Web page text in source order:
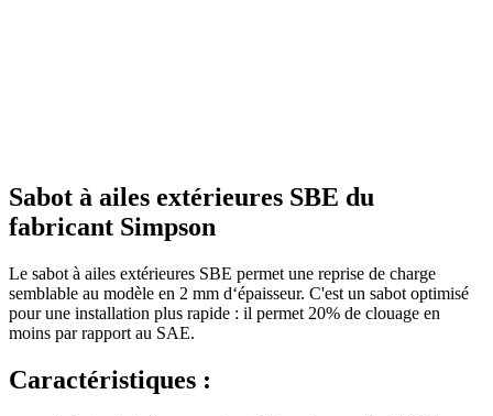
Sabot à ailes extérieures SBE du
fabricant Simpson
Le sabot à ailes extérieures SBE permet une reprise de charge
semblable au modèle en 2 mm d‘épaisseur. C'est un sabot optimisé
pour une installation plus rapide : il permet 20% de clouage en
moins par rapport au SAE.
Caractéristiques :